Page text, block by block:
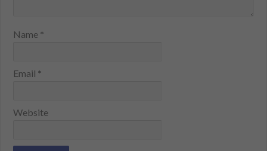
Name *
Email *
Website